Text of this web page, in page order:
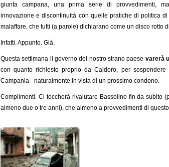
giunta campana, una prima serie di provvedimenti,
innovazione e discontinuità con quelle pratiche di politica
malaffare, che tutti (a parole) dichiarano come un disco rotto
Infatti. Appunto. Già.
Questa settimana il governo del nostro strano paese varerà
con quanto richiesto proprio da Caldoro, per
Campania –naturalmente in vista di un prossimo condono.
Complimenti. Ci toccherà rivalutare Bassolino fin da subito
almeno due o tre anni), che almeno a provvedimenti di